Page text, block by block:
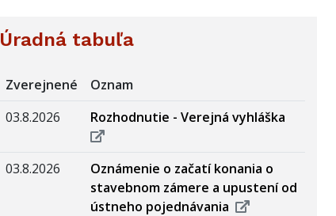
Úradná tabuľa
Zverejnené
Oznam
03.8.2026
Rozhodnutie - Verejná vyhláška
03.8.2026
Oznámenie o začatí konania o
stavebnom zámere a upustení od
ústneho pojednávania